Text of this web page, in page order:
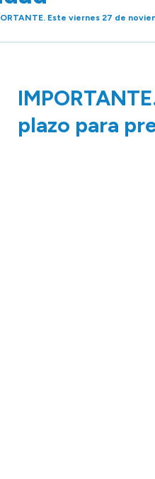
Este viernes 27 de
plazo para